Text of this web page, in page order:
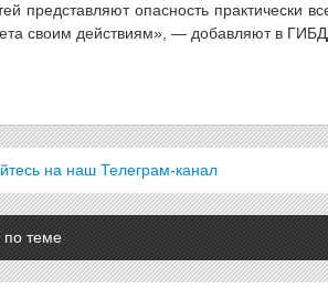
представляют опасность практически
своим действиям», — добавляют в
на наш Телеграм-канал
по теме